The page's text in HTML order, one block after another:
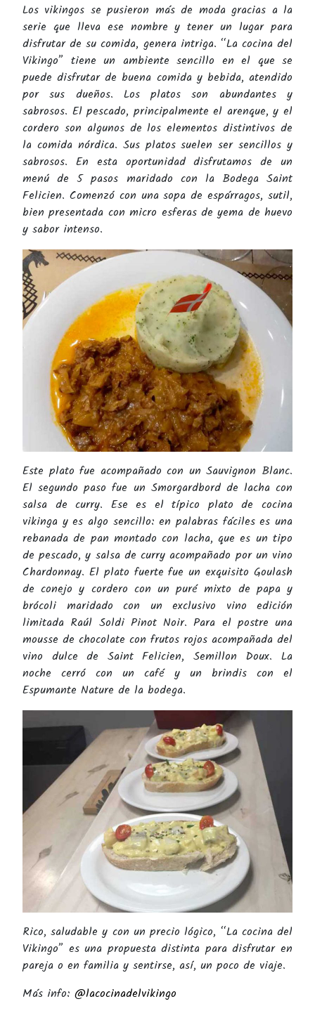
Los vikingos se pusieron más de moda gracias a la
serie que lleva ese nombre y tener un lugar para
disfrutar de su comida, genera intriga. “La cocina del
Vikingo” tiene un ambiente sencillo en el que se
puede disfrutar de buena comida y bebida, atendido
por sus dueños. Los platos son abundantes y
sabrosos. El pescado, principalmente el arenque, y el
cordero son algunos de los elementos distintivos de
la comida nórdica. Sus platos suelen ser sencillos y
sabrosos. En esta oportunidad disfrutamos de un
menú de 5 pasos maridado con la Bodega Saint
Felicien. Comenzó con una sopa de espárragos, sutil,
bien presentada con micro esferas de yema de huevo
y sabor intenso.
Este plato fue acompañado con un Sauvignon Blanc.
El segundo paso fue un Smorgardbord de lacha con
salsa de curry. Ese es el típico plato de cocina
vikinga y es algo sencillo: en palabras fáciles es una
rebanada de pan montado con lacha, que es un tipo
de pescado, y salsa de curry acompañado por un vino
Chardonnay. El plato fuerte fue un exquisito Goulash
de conejo y cordero con un puré mixto de papa y
brócoli maridado con un exclusivo vino edición
limitada Raúl Soldi Pinot Noir. Para el postre una
mousse de chocolate con frutos rojos acompañada del
vino dulce de Saint Felicien, Semillon Doux. La
noche cerró con un café y un brindis con el
Espumante Nature de la bodega.
Rico, saludable y con un precio lógico, “La cocina del
Vikingo” es una propuesta distinta para disfrutar en
pareja o en familia y sentirse, así, un poco de viaje.
Más info: @lacocinadelvikingo